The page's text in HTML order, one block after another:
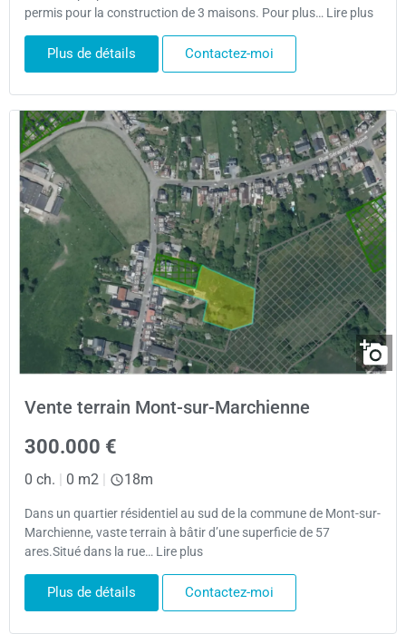
permis pour la construction de 3 maisons. Pour plus… Lire plus
Plus de détails Contactez-moi
Vente terrain Mont-sur-Marchienne
300.000 €
0 ch. 0 m2 18m
Dans un quartier résidentiel au sud de la commune de Mont-sur-
Marchienne, vaste terrain à bâtir d’une superficie de 57
ares.Situé dans la rue… Lire plus
Plus de détails Contactez-moi